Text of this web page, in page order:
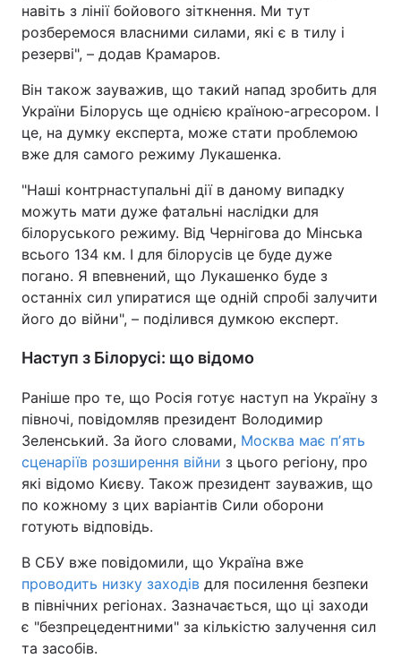
навіть з лінії бойового зіткнення. Ми тут
розберемося власними силами, які є в тилу і
резерві", – додав Крамаров.
Він також зауважив, що такий напад зробить для
України Білорусь ще однією країною-агресором. І
це, на думку експерта, може стати проблемою
вже для самого режиму Лукашенка.
"Наші контрнаступальні дії в даному випадку
можуть мати дуже фатальні наслідки для
білоруського режиму. Від Чернігова до Мінська
всього 134 км. І для білорусів це буде дуже
погано. Я впевнений, що Лукашенко буде з
останніх сил упиратися ще одній спробі залучити
його до війни", – поділився думкою експерт.
Наступ з Білорусі: що відомо
Раніше про те, що Росія готує наступ на Україну з
півночі, повідомляв президент Володимир
Зеленський. За його словами, Москва має пʼять
сценаріїв розширення війни з цього регіону, про
які відомо Києву. Також президент зауважив, що
по кожному з цих варіантів Сили оборони
готують відповідь.
В СБУ вже повідомили, що Україна вже
проводить низку заходів для посилення безпеки
в північних регіонах. Зазначається, що ці заходи
є "безпрецедентними" за кількістю залучення сил
та засобів.